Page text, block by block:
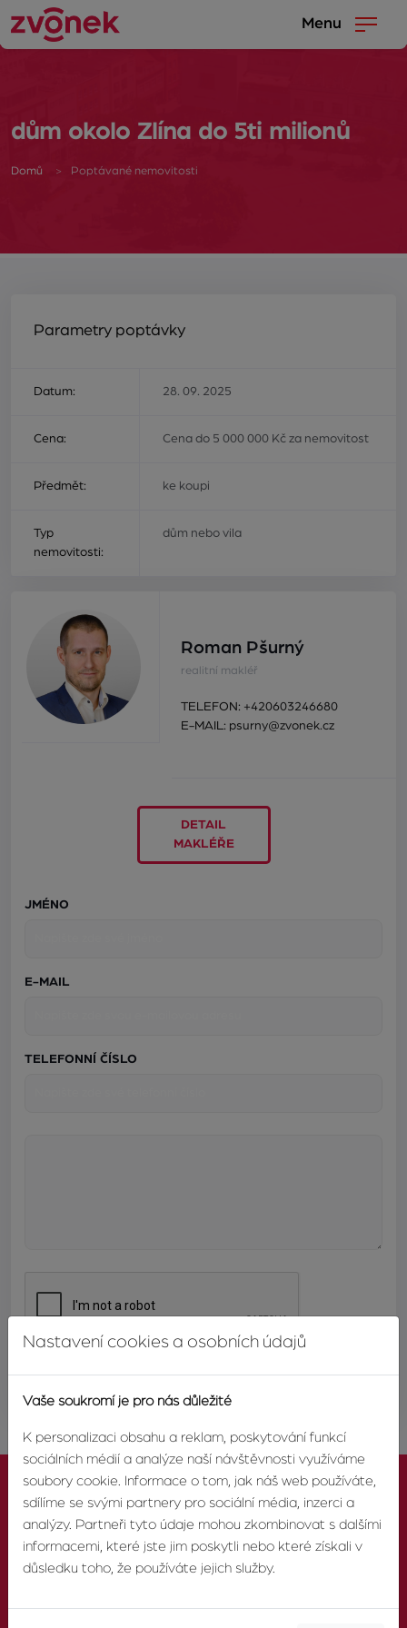
Menu
dům okolo Zlína do 5ti milionů
Domů Poptávané nemovitosti
Parametry poptávky
Datum: 28. 09. 2025
Cena: Cena do 5 000 000 Kč za nemovitost
Předmět: ke koupi
Typ
nemovitosti:
dům nebo vila
Roman Pšurný
realitní makléř
TELEFON: +420603246680
E-MAIL: psurny@zvonek.cz
DETAIL
MAKLÉŘE
JMÉNO
E-MAIL
TELEFONNÍ ČÍSLO
KONTAKTUJTE NÁS
Nastavení cookies a osobních údajů
Vaše soukromí je pro nás důležité
K personalizaci obsahu a reklam, poskytování funkcí
sociálních médií a analýze naší návštěvnosti využíváme
soubory cookie. Informace o tom, jak náš web používáte,
sdílíme se svými partnery pro sociální média, inzerci a
analýzy. Partneři tyto údaje mohou zkombinovat s dalšími
informacemi, které jste jim poskytli nebo které získali v
důsledku toho, že používáte jejich služby.